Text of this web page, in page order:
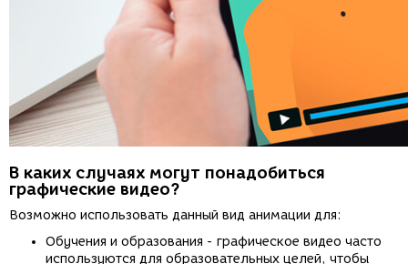
В каких случаях могут понадобиться
графические видео?
Возможно использовать данный вид анимации для:
Обучения и образования - графическое видео часто
используются для образовательных целей, чтобы